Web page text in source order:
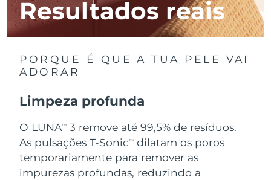
Resultados reais
PORQUE É QUE A TUA PELE VAI
ADORAR
Limpeza profunda
O LUNATM
3 remove até 99,5% de resíduos.
As pulsações T-SonicTM
dilatam os poros
temporariamente para remover as
impurezas profundas, reduzindo a
Luxemburgo Entrega prevista8/9/26
Macau, RAE da
China
Malta
México Entrega prevista8/13/26
Mônaco Entrega prevista